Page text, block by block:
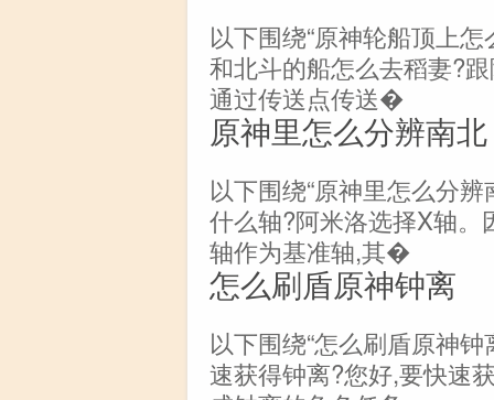
以下围绕“原神轮船顶上
和北斗的船怎么去稻妻?
通过传送点传送�
原神里怎么分辨南北
以下围绕“原神里怎么分
什么轴?阿米洛选择X轴
轴作为基准轴,其�
怎么刷盾原神钟离
以下围绕“怎么刷盾原神
速获得钟离?您好,要快速